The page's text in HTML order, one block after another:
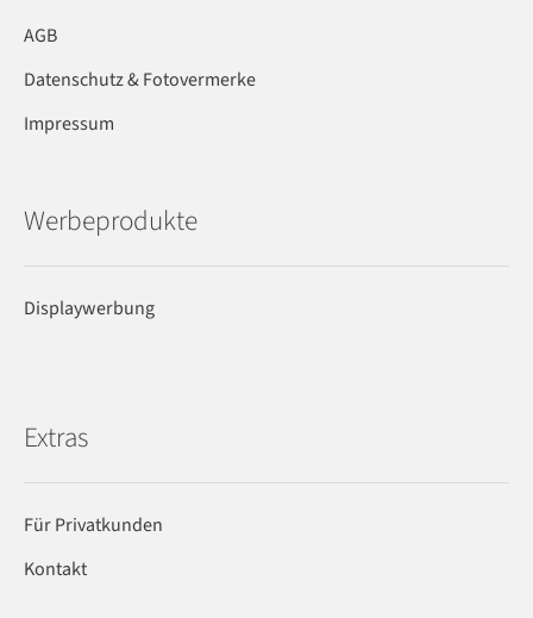
AGB
Datenschutz & Fotovermerke
Impressum
Werbeprodukte
Displaywerbung
Extras
Für Privatkunden
Kontakt